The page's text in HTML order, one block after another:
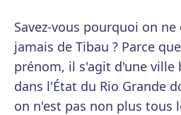
Savez-vous pourquoi on
jamais de Tibau ? Parce
prénom, il s'agit d'une ville
dans l'État du Rio Grande
on n'est pas non plus tous